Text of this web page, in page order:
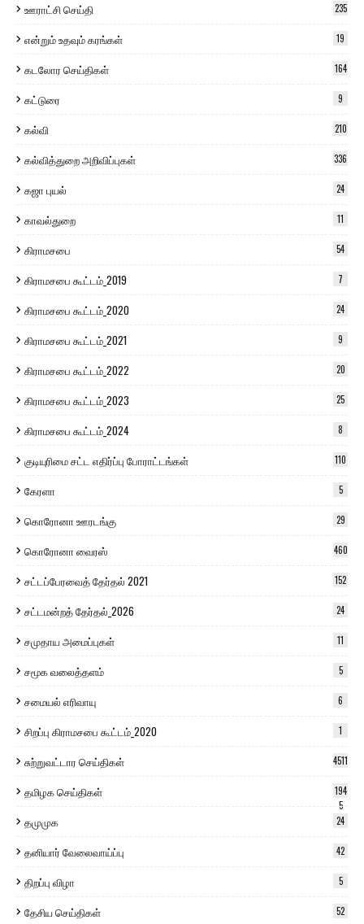
ஊராட்சி செய்தி 235
என்றும் உதவும் கரங்கள் 19
கடலோர செய்திகள் 164
கட்டுரை 9
கல்வி 210
கல்வித்துறை அறிவிப்புகள் 336
கஜா புயல் 24
காவல்துறை 11
கிராமசபை 54
கிராமசபை கூட்டம்_2019 7
கிராமசபை கூட்டம்_2020 24
கிராமசபை கூட்டம்_2021 9
கிராமசபை கூட்டம்_2022 20
கிராமசபை கூட்டம்_2023 25
கிராமசபை கூட்டம்_2024 8
குடியுரிமை சட்ட எதிர்ப்பு போராட்டங்கள் 110
கேரளா 5
கொரோனா ஊரடங்கு 29
கொரோனா வைரஸ் 460
சட்டப்பேரவைத் தேர்தல் 2021 152
சட்டமன்றத் தேர்தல்_2026 24
சமுதாய அமைப்புகள் 11
சமூக வலைத்தளம் 5
சமையல் எரிவாயு 6
சிறப்பு கிராமசபை கூட்டம்_2020 1
சுற்றுவட்டார செய்திகள் 4511
தமிழக செய்திகள்
194
5
தமுமுக 24
தனியார் வேலைவாய்ப்பு 42
திறப்பு விழா 5
தேசிய செய்திகள் 52